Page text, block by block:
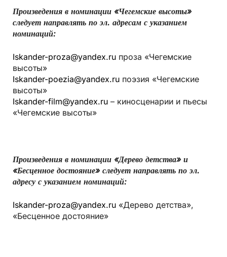
Произведения в номинации «Чегемские высоты»
следует направлять по эл. адресам с указанием
номинаций:
Iskander-proza@yandex.ru проза «Чегемские
высоты»
Iskander-poezia@yandex.ru поэзия «Чегемские
высоты»
Iskander-film@yandex.ru – киносценарии и пьесы
«Чегемские высоты»
Произведения в номинации «Дерево детства» и
«Бесценное достояние» следует направлять по эл.
адресу с указанием номинаций:
Iskander-proza@yandex.ru «Дерево детства»,
«Бесценное достояние»